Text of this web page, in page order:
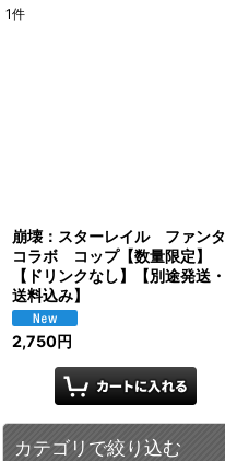
1件
崩壊：スターレイル ファンタ
コラボ コップ【数量限定】
【ドリンクなし】【別途発送・
送料込み】
2,750円
カテゴリで絞り込む